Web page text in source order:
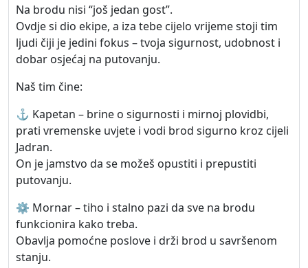
Na brodu nisi “još jedan gost”.
Ovdje si dio ekipe, a iza tebe cijelo vrijeme stoji tim
ljudi čiji je jedini fokus – tvoja sigurnost, udobnost i
dobar osjećaj na putovanju.
Naš tim čine:
⚓ Kapetan – brine o sigurnosti i mirnoj plovidbi,
prati vremenske uvjete i vodi brod sigurno kroz cijeli
Jadran.
On je jamstvo da se možeš opustiti i prepustiti
putovanju.
⚙️ Mornar – tiho i stalno pazi da sve na brodu
funkcionira kako treba.
Obavlja pomoćne poslove i drži brod u savršenom
stanju.